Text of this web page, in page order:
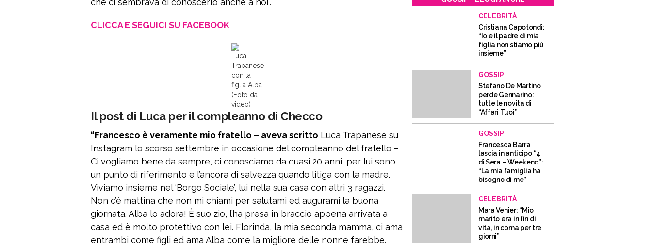
che ci sembrava di conoscerlo anche a noi”.
CLICCA E SEGUICI SU FACEBOOK
Luca
Trapanese
con la
figlia Alba
(Foto da
video)
Il post di Luca per il compleanno di Checco
“Francesco è veramente mio fratello – aveva scritto Luca Trapanese su
Instagram lo scorso settembre in occasione del compleanno del fratello –
Ci vogliamo bene da sempre, ci conosciamo da quasi 20 anni, per lui sono
un punto di riferimento e l’ancora di salvezza quando litiga con la madre.
Viviamo insieme nel ‘Borgo Sociale’, lui nella sua casa con altri 3 ragazzi.
Non c’è mattina che non mi chiami per salutami ed augurami la buona
giornata. Alba lo adora! È suo zio, l’ha presa in braccio appena arrivata a
casa ed è molto protettivo con lei. Florinda, la mia seconda mamma, ci ama
entrambi come figli ed ama Alba come la migliore delle nonne farebbe.
CELEBRITÀ
Cristiana Capotondi:
“Io e il padre di mia
figlia non stiamo più
insieme”
GOSSIP
Stefano De Martino
perde Gennarino:
tutte le novità di
“Affari Tuoi”
GOSSIP
Francesca Barra
lascia in anticipo “4
di Sera – Weekend”:
“La mia famiglia ha
bisogno di me”
CELEBRITÀ
Mara Venier: “Mio
marito era in fin di
vita, in coma per tre
giorni”